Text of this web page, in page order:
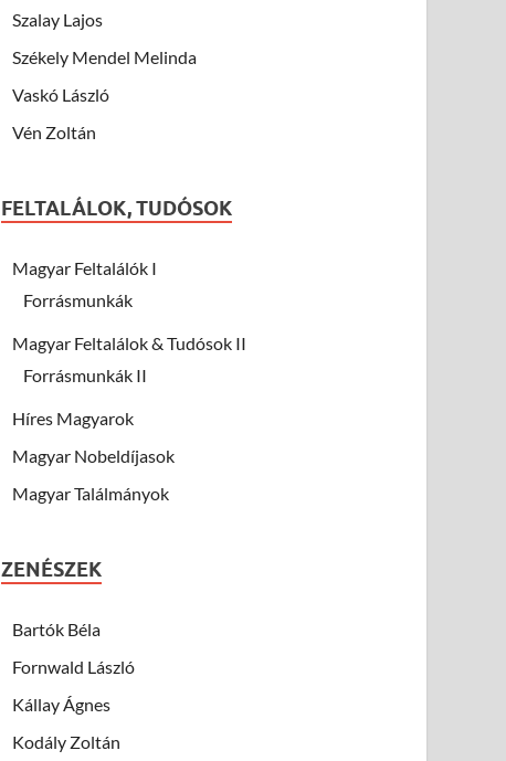
Szalay Lajos
Székely Mendel Melinda
Vaskó László
Vén Zoltán
FELTALÁLOK, TUDÓSOK
Magyar Feltalálók I
Forrásmunkák
Magyar Feltalálok & Tudósok II
Forrásmunkák II
Híres Magyarok
Magyar Nobeldíjasok
Magyar Találmányok
ZENÉSZEK
Bartók Béla
Fornwald László
Kállay Ágnes
Kodály Zoltán